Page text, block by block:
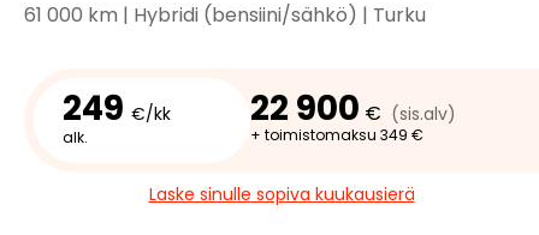
61 000 km | Hybridi (bensiini/sähkö) | Turku
249 €/kk
alk.
22 900 € (sis.alv)
+ toimistomaksu 349 €
Laske sinulle sopiva kuukausierä